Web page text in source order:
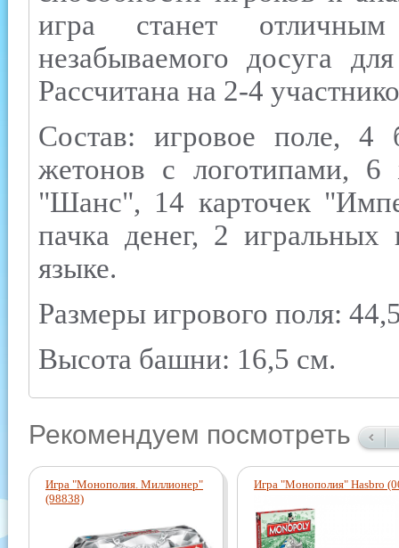
игра станет
незабываемого досуга
Рассчитана на 2-4
Состав: игровое поле,
жетонов с логотипами,
"Шанс", 14 карточек
пачка денег, 2
языке.
Размеры игрового поля:
Высота башни: 16,5 см.
Рекомендуем посмотреть
Игра "Монополия. Миллионер"
(98838)
Игра "Монополия" Hasbro